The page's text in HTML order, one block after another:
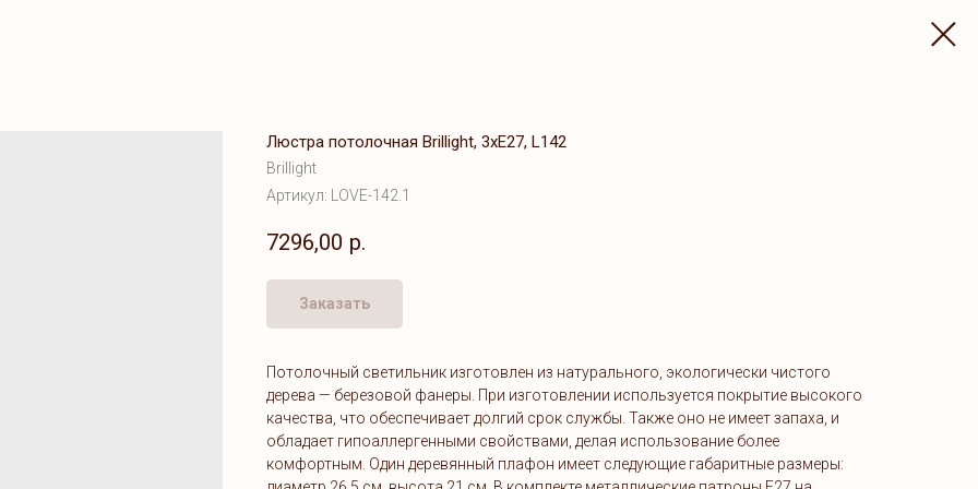
Люстра потолочная Brillight, 3хE27, L142
Brillight
Артикул:
LOVE-142.1
7296,00 р.
Заказать
Потолочный светильник изготовлен из натурального, экологически чистого
дерева — березовой фанеры. При изготовлении используется покрытие высокого
качества, что обеспечивает долгий срок службы. Также оно не имеет запаха, и
обладает гипоаллергенными свойствами, делая использование более
комфортным. Один деревянный плафон имеет следующие габаритные размеры: